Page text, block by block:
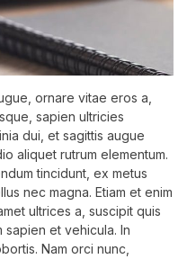
ornare vitae eros a,
sapien ultricies
dui, et sagittis augue
aliquet rutrum elementum.
tincidunt, ex metus
nec magna. Etiam et enim
ultrices a, suscipit quis
sapien et vehicula. In
Nam orci nunc,